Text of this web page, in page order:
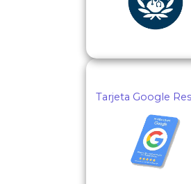
Tarjeta Google